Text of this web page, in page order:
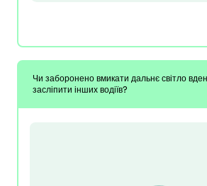
Чи заборонено вмикати дальнє світло
засліпити інших водіїв?